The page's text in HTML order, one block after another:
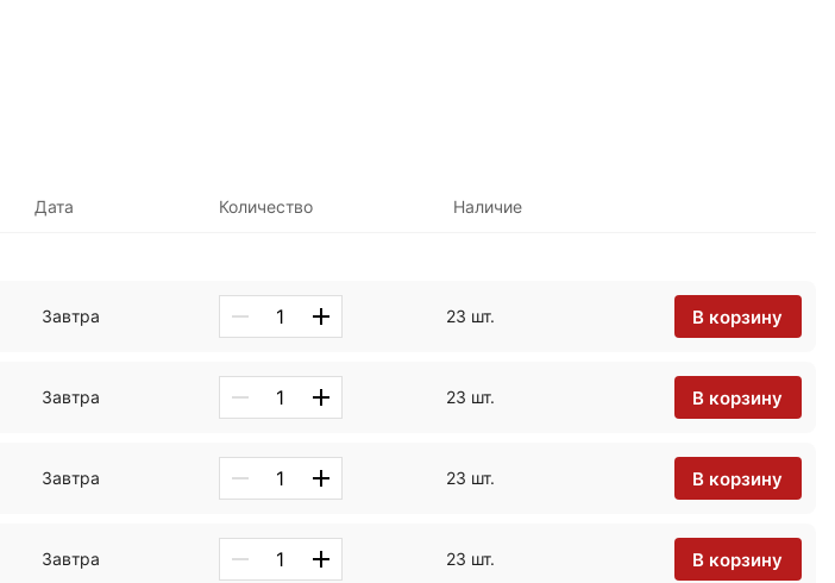
Дата Количество Наличие
Завтра 23 шт. В корзину
Завтра 23 шт. В корзину
Завтра 23 шт. В корзину
Завтра 23 шт. В корзину